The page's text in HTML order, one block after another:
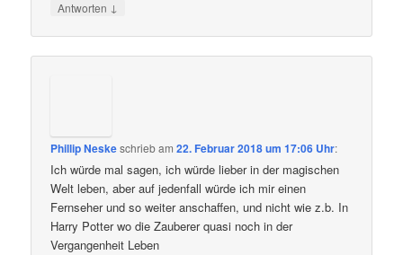
Antworten ↓
Phillip Neskeschriebam22. Februar 2018 um 17:06 Uhr:
Ich würde mal sagen, ich würde lieber in der magischen
Welt leben, aber auf jedenfall würde ich mir einen
Fernseher und so weiter anschaffen, und nicht wie z.b. In
Harry Potter wo die Zauberer quasi noch in der
Vergangenheit Leben